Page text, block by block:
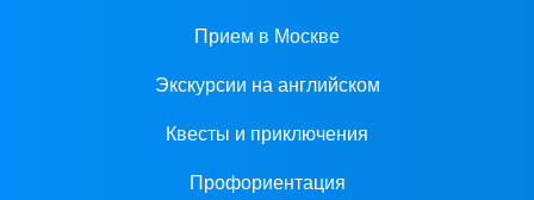
Прием в Москве
Экскурсии на английском
Квесты и приключения
Профориентация